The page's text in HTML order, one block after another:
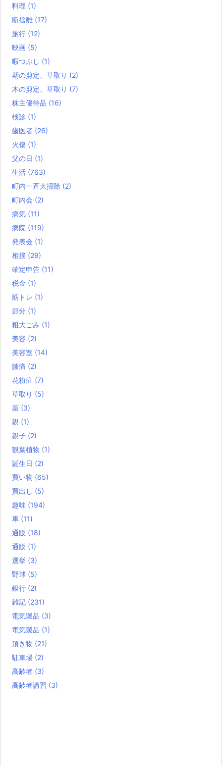
料理 (1)
断捨離 (17)
旅行 (12)
映画 (5)
暇つぶし (1)
期の剪定、草取り (2)
木の剪定、草取り (7)
株主優待品 (16)
検診 (1)
歯医者 (26)
火傷 (1)
父の日 (1)
生活 (763)
町内一斉大掃除 (2)
町内会 (2)
病気 (11)
病院 (119)
発表会 (1)
相撲 (29)
確定申告 (11)
税金 (1)
筋トレ (1)
節分 (1)
粗大ごみ (1)
美容 (2)
美容室 (14)
膝痛 (2)
花粉症 (7)
草取り (5)
薬 (3)
親 (1)
親子 (2)
観葉植物 (1)
誕生日 (2)
買い物 (65)
買出し (5)
趣味 (194)
車 (11)
通販 (18)
通販 (1)
選挙 (3)
野球 (5)
銀行 (2)
雑記 (231)
電気製品 (3)
電気製品 (1)
頂き物 (21)
駐車場 (2)
高齢者 (3)
高齢者講習 (3)